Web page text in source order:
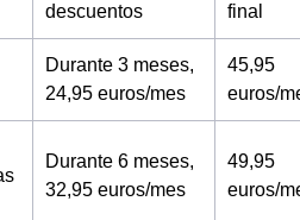
descuentos
final
Durante 3 meses,
24,95 euros/mes
45,95
euros/
Durante 6 meses,
32,95 euros/mes
49,95
euros/